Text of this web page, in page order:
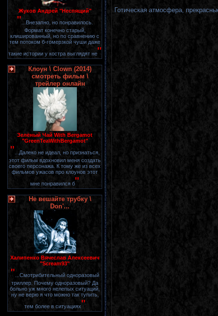
Жуков Андрей "Неспящий"
" ...Внезапно, но понравилось.
Формат конечно старый,
клишированный, но по сравнению с
тем потоком б-гомерзкой чуши даже
такие истории у костра выглядят не"
Клоун \ Clown (2014)
смотреть фильм \
трейлер онлайн
Зелёный Чай With Bergamot
"GreenTeaWithBergamot"
" ...Далеко не идеал, но признаться,
этот фильм вдохновил меня создать
своего персонажа. К тому же из всех
фильмов ужасов про клоунов этот
мне понравился б"
Не вешайте трубку \
Don'...
Халипенко Вячеслав Алексеевич
"Scream93"
" ...Смотрибительный одноразовый
триллер. Почему одноразовый? Да
больно уж много нелепых ситуаций,
ну не верю я что можно так тупить,
тем более в ситуациях"
Готическая атмосфера,